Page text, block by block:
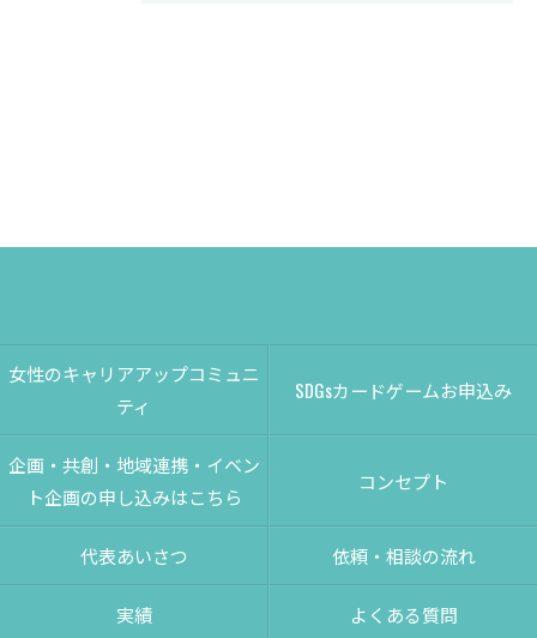
女性のキャリアアップコミュニ
ティ
SDGsカードゲームお申込み
企画・共創・地域連携・イベン
ト企画の申し込みはこちら
コンセプト
代表あいさつ 依頼・相談の流れ
実績 よくある質問